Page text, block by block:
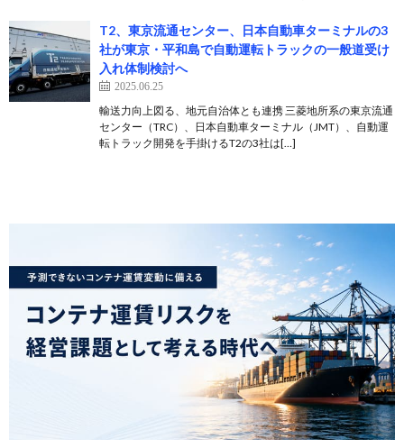
T2、東京流通センター、日本自動車ターミナルの3
社が東京・平和島で自動運転トラックの一般道受け
入れ体制検討へ
2025.06.25
輸送力向上図る、地元自治体とも連携 三菱地所系の東京流通
センター（TRC）、日本自動車ターミナル（JMT）、自動運
転トラック開発を手掛けるT2の3社は[…]